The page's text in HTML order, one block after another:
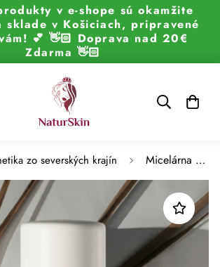
v e-shope sú okamžite
sklade v Košiciach, pripravené
💕 👋🏻 Doprava nad 20€
Zdarma 👋🏻
zo severských krajín Micelárna voda Narcissa 150 ml BIO